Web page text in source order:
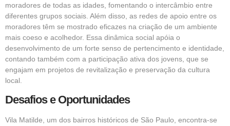
moradores de todas as idades, fomentando o intercâmbio entre
diferentes grupos sociais. Além disso, as redes de apoio entre os
moradores têm se mostrado eficazes na criação de um ambiente
mais coeso e acolhedor. Essa dinâmica social apóia o
desenvolvimento de um forte senso de pertencimento e identidade,
contando também com a participação ativa dos jovens, que se
engajam em projetos de revitalização e preservação da cultura
local.
Desafios e Oportunidades
Vila Matilde, um dos bairros históricos de São Paulo, encontra-se